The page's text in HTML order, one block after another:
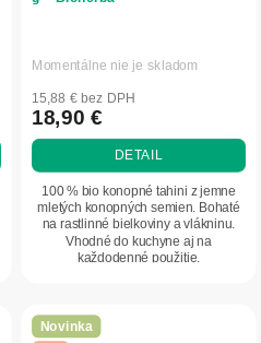
Momentálne nie je skladom
15,88 € bez DPH
18,90 €
DETAIL
100 % bio konopné tahini z jemne
mletých konopných semien. Bohaté
na rastlinné bielkoviny a vlákninu.
Vhodné do kuchyne aj na
každodenné použitie.
Novinka